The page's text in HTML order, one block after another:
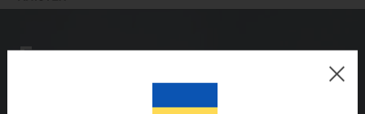
Гарантия
Удовлетворенность потребителей качеством
продукции является приоритетом в работе